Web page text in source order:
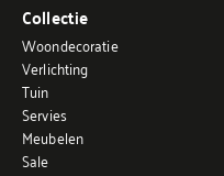
Collectie
Woondecoratie
Verlichting
Tuin
Servies
Meubelen
Sale